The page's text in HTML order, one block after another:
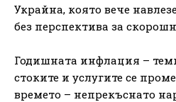
Украйна, която вече
без перспектива за
Годишната инфлация –
стоките и услугите се
времето – непрекъснато